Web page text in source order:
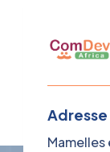
Menu
Mamelles